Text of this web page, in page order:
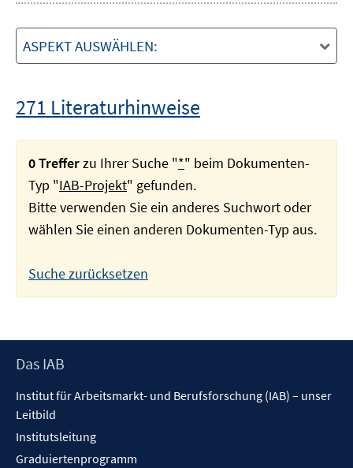
ASPEKT AUSWÄHLEN:
271 Literaturhinweise
0 Trefferzu Ihrer Suche "*" beim Dokumenten-
Typ "IAB-Projekt" gefunden.
Bitte verwenden Sie ein anderes Suchwort oder
wählen Sie einen anderen Dokumenten-Typ aus.
Suche zurücksetzen
Footer
Das IAB
Institut für Arbeitsmarkt- und Berufsforschung (IAB) – unser
Leitbild
Institutsleitung
Graduiertenprogramm